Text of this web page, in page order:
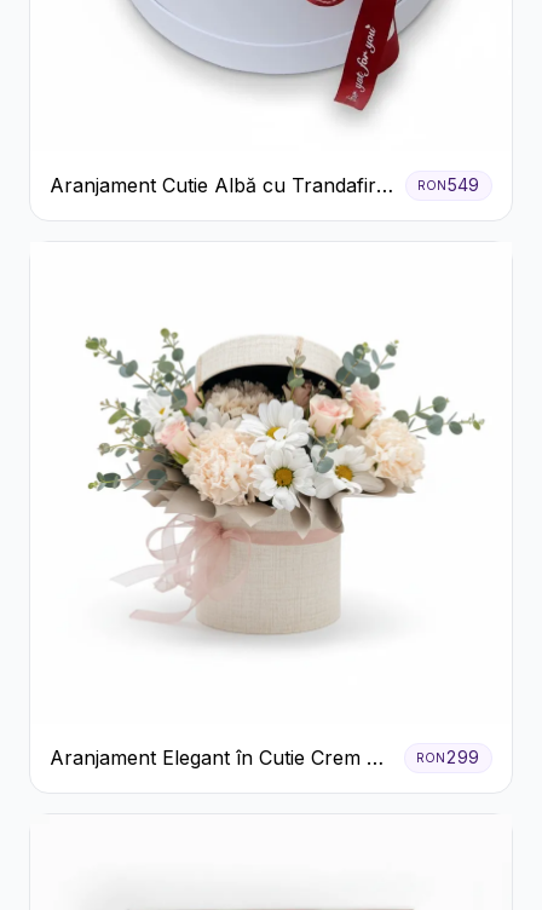
Aranjament Cutie Albă cu Trandafiri
Roșii și Raffaello
RON549
Aranjament Elegant în Cutie Crem cu
Crizanteme și Trandafiri
RON299